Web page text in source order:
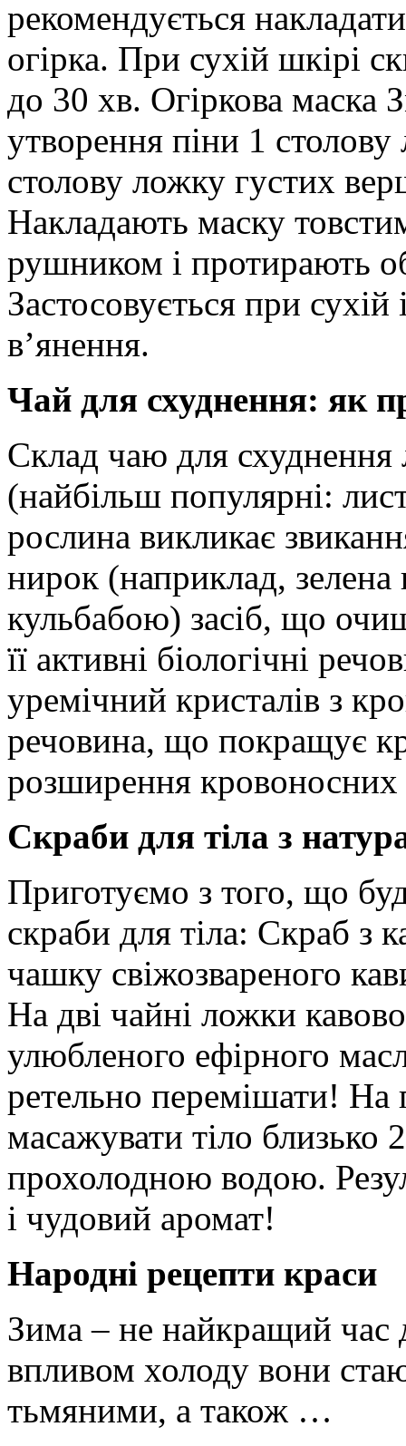
рекомендується
огірка. При сухій шкірі
до 30 хв. Огіркова маска
утворення піни 1
столову ложку густих
Накладають маску
рушником і протирають
Застосовується при
в’янення.
Чай для схуднення: як
Склад чаю для схуднення
(найбільш популярні:
рослина викликає
нирок (наприклад, зелена
кульбабою) засіб, що
її активні біологічні
уремічний кристалів з
речовина, що покращує
розширення кровоносних
Скраби для тіла з
Приготуємо з того, що
скраби для тіла: Скраб з
чашку свіжозвареного
На дві чайні ложки
улюбленого ефірного
ретельно перемішати! На
масажувати тіло близько
прохолодною водою.
і чудовий аромат!
Народні рецепти краси
Зима – не найкращий час
впливом холоду вони
тьмяними, а також …